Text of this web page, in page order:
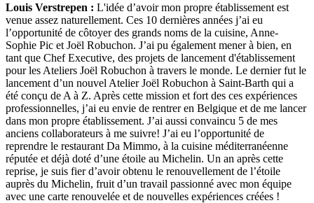
Louis Verstrepen : L'idée d’avoir mon propre établissement est
venue assez naturellement. Ces 10 dernières années j’ai eu
l’opportunité de côtoyer des grands noms de la cuisine, Anne-
Sophie Pic et Joël Robuchon. J’ai pu également mener à bien, en
tant que Chef Executive, des projets de lancement d'établissement
pour les Ateliers Joël Robuchon à travers le monde. Le dernier fut le
lancement d’un nouvel Atelier Joël Robuchon à Saint-Barth qui a
été conçu de A à Z. Après cette mission et fort des ces expériences
professionnelles, j’ai eu envie de rentrer en Belgique et de me lancer
dans mon propre établissement. J’ai aussi convaincu 5 de mes
anciens collaborateurs à me suivre! J’ai eu l’opportunité de
reprendre le restaurant Da Mimmo, à la cuisine méditerranéenne
réputée et déjà doté d’une étoile au Michelin. Un an après cette
reprise, je suis fier d’avoir obtenu le renouvellement de l’étoile
auprès du Michelin, fruit d’un travail passionné avec mon équipe
avec une carte renouvelée et de nouvelles expériences créées !